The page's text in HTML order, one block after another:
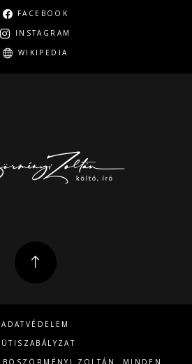
FACEBOOK
INSTAGRAM
WIKIPEDIA
ADATVÉDELEM
ZOLTÁN. MINDEN